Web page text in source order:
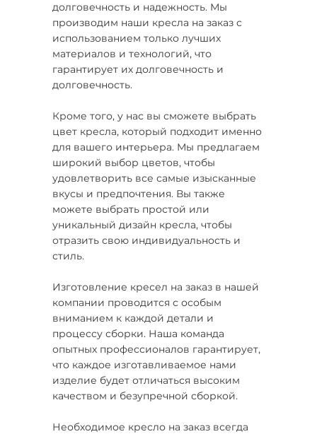
долговечность и надежность. Мы
производим наши кресла на заказ с
использованием только лучших
материалов и технологий, что
гарантирует их долговечность и
долговечность.
Кроме того, у нас вы сможете выбрать
цвет кресла, который подходит именно
для вашего интерьера. Мы предлагаем
широкий выбор цветов, чтобы
удовлетворить все самые изысканные
вкусы и предпочтения. Вы также
можете выбрать простой или
уникальный дизайн кресла, чтобы
отразить свою индивидуальность и
стиль.
Изготовление кресел на заказ в нашей
компании проводится с особым
вниманием к каждой детали и
процессу сборки. Наша команда
опытных профессионалов гарантирует,
что каждое изготавливаемое нами
изделие будет отличаться высоким
качеством и безупречной сборкой.
Необходимое кресло на заказ всегда